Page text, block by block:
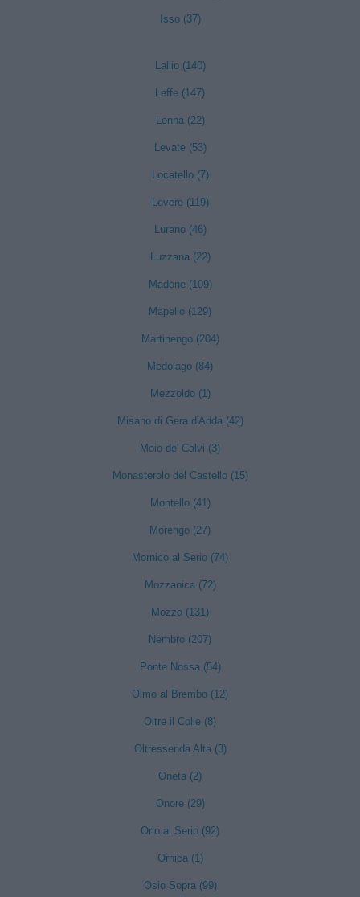
Isso (37)
Lallio (140)
Leffe (147)
Lenna (22)
Levate (53)
Locatello (7)
Lovere (119)
Lurano (46)
Luzzana (22)
Madone (109)
Mapello (129)
Martinengo (204)
Medolago (84)
Mezzoldo (1)
Misano di Gera d'Adda (42)
Moio de' Calvi (3)
Monasterolo del Castello (15)
Montello (41)
Morengo (27)
Mornico al Serio (74)
Mozzanica (72)
Mozzo (131)
Nembro (207)
Ponte Nossa (54)
Olmo al Brembo (12)
Oltre il Colle (8)
Oltressenda Alta (3)
Oneta (2)
Onore (29)
Orio al Serio (92)
Ornica (1)
Osio Sopra (99)